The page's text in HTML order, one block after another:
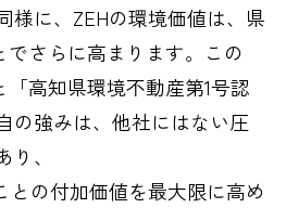
様に、ZEHの環境価値は、県
でさらに高まります。この
高知県環境不動産第1号認
の強みは、他社にはない圧
、
との付加価値を最大限に高め